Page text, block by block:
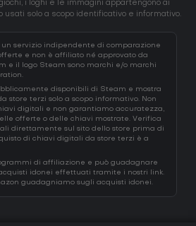
i loghi e le immagini appartengono ai
solo a scopo identificativo e informativo.
un servizio indipendente di comparazione
e non è affiliato né approvato da
e il logo Steam sono marchi e/o marchi
disponibili di Steam e mostra
store terzi solo a scopo informativo. Non
digitali e non garantiamo accuratezza,
offerte o delle chiavi mostrate. Verifica
direttamente sul sito dello store prima di
di chiavi digitali da store terzi è a
di affiliazione e può guadagnare
idonei effettuati tramite i nostri link.
guadagniamo sugli acquisti idonei.